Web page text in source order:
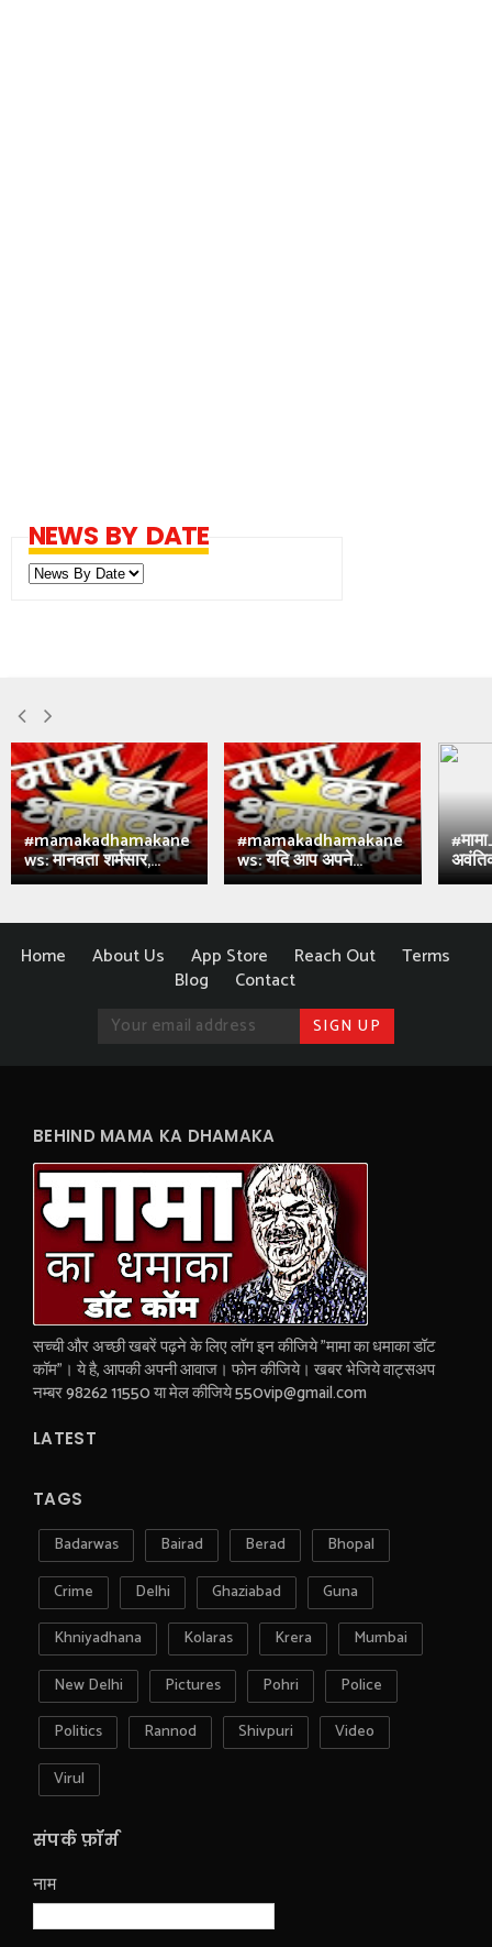
NEWS BY DATE
#mamakadhamakane
ws: मानवता शर्मसार,...
#mamakadhamakane
ws: यदि आप अपने...
Home About Us App Store Reach Out
Terms
Blog
Contact
BEHIND MAMA KA DHAMAKA
सच्ची और अच्छी खबरें पढ़ने के लिए लॉग इन कीजिये "मामा का धमाका डॉट
कॉम"। ये है, आपकी अपनी आवाज। फोन कीजिये। खबर भेजिये वाट्सअप
नम्बर 98262 11550 या मेल कीजिये 550vip@gmail.com
LATEST
TAGS
Badarwas Bairad Berad
Bhopal
Crime
Delhi Ghaziabad
Guna
Khniyadhana
Kolaras Krera
Mumbai
New Delhi
Pictures Pohri
Police
Politics
Rannod Shivpuri
Video
Virul
संपर्क फ़ॉर्म
नाम